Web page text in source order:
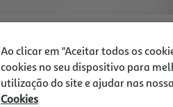
Ao clicar em "Aceitar todos os
cookies no seu dispositivo para
utilização do site e ajudar nas
Cookies